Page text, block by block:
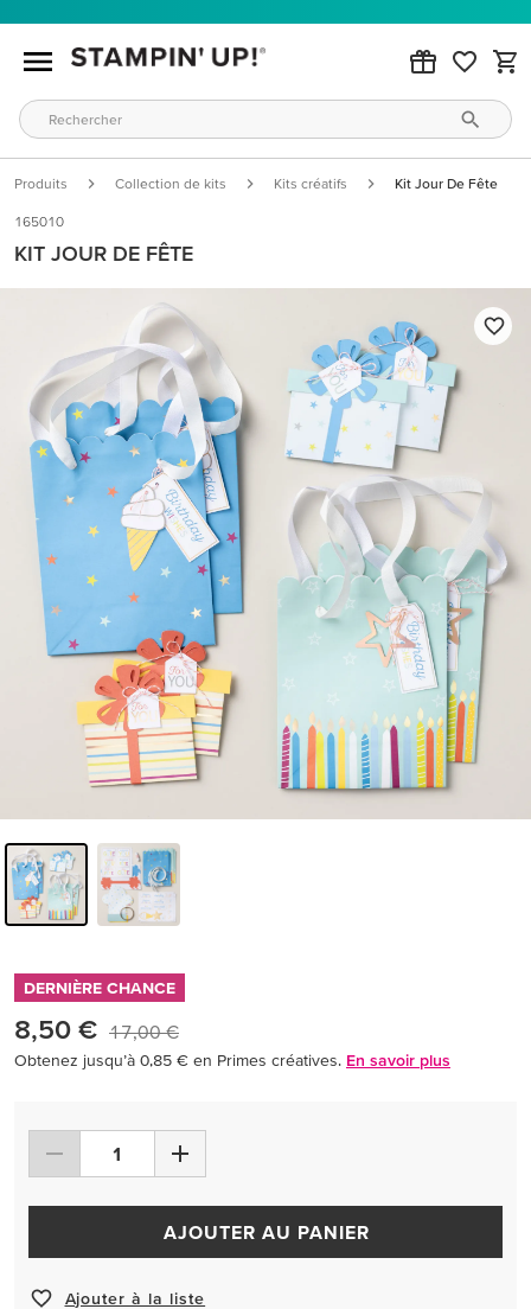
Produits Collection de kits Kits créatifs Kit Jour De Fête
165010
KIT JOUR DE FÊTE
DERNIÈRE CHANCE
8,50 € 17,00 €
Obtenez jusqu’à 0,85 € en Primes créatives. En savoir plus
AJOUTER AU PANIER
Ajouter à la liste